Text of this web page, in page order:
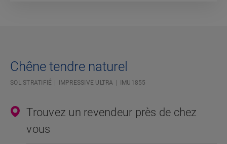
Chêne tendre naturel
SOL STRATIFIÉ IMPRESSIVE ULTRA IMU1855
Trouvez un revendeur près de chez
vous